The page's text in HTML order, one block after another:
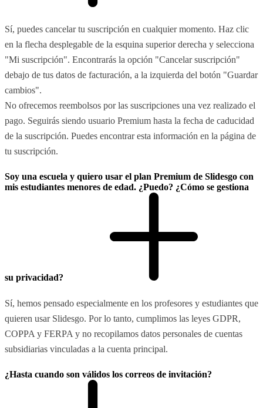
Sí, puedes cancelar tu suscripción en cualquier momento. Haz clic
en la flecha desplegable de la esquina superior derecha y selecciona
"Mi suscripción". Encontrarás la opción "Cancelar suscripción"
debajo de tus datos de facturación, a la izquierda del botón "Guardar
cambios".
No ofrecemos reembolsos por las suscripciones una vez realizado el
pago. Seguirás siendo usuario Premium hasta la fecha de caducidad
de la suscripción. Puedes encontrar esta información en la página de
tu suscripción.
Soy una escuela y quiero usar el plan Premium de Slidesgo con
mis estudiantes menores de edad. ¿Puedo? ¿Cómo se gestiona
su privacidad?
Sí, hemos pensado especialmente en los profesores y estudiantes que
quieren usar Slidesgo. Por lo tanto, cumplimos las leyes GDPR,
COPPA y FERPA y no recopilamos datos personales de cuentas
subsidiarias vinculadas a la cuenta principal.
¿Hasta cuando son válidos los correos de invitación?